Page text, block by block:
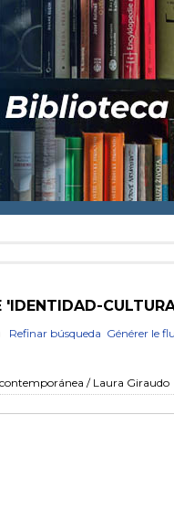
'IDENTIDAD-
Refinar búsqueda Générer le
/ Laura Giraudo